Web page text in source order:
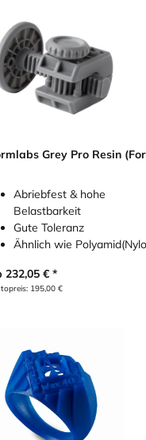
Grey Pro Resin
Abriebfest & hohe
Belastbarkeit
Gute Toleranz
Ähnlich wie
232,05€
195,00€